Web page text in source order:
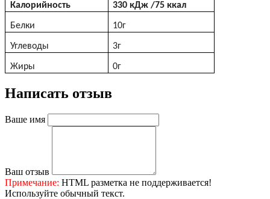
Калорийность 330 кДж /75 ккал
Белки 10г
Углеводы 3г
Жиры 0г
Написать отзыв
Ваше имя
Ваш отзыв
Примечание: HTML разметка не поддерживается!
Используйте обычный текст.